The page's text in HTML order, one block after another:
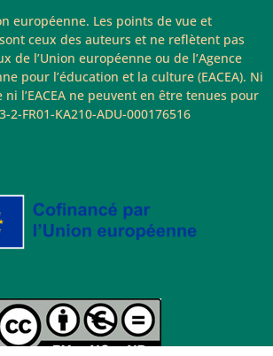
européenne. Les points de vue et
ceux des auteurs et ne reflètent pas
de l’Union européenne ou de l’Agence
pour l’éducation et la culture (EACEA). Ni
ni l’EACEA ne peuvent en être tenues pour
2-FR01-KA210-ADU-000176516